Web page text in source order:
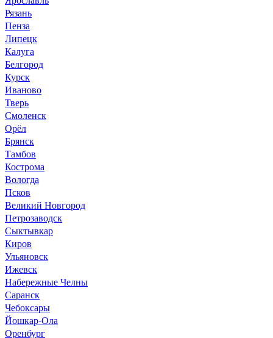
Рязань
Пенза
Липецк
Калуга
Белгород
Курск
Иваново
Тверь
Смоленск
Орёл
Брянск
Тамбов
Кострома
Вологда
Псков
Великий Новгород
Петрозаводск
Сыктывкар
Киров
Ульяновск
Ижевск
Набережные Челны
Саранск
Чебоксары
Йошкар-Ола
Оренбург